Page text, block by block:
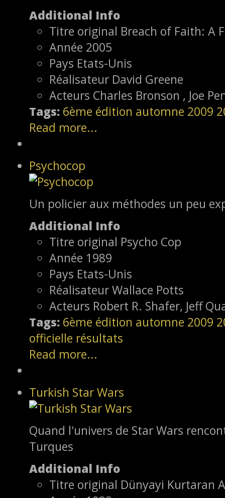
Additional Info
Titre original Breach of Faith: A
Année 2005
Pays Etats-Unis
Réalisateur David Greene
Acteurs Charles Bronson , Joe
Tags: 6ème édition automne 2009
Read more...
Psychocop
Un policier aux méthodes un peu
Additional Info
Titre original Psycho Cop
Année 1989
Pays Etats-Unis
RéalisateurWallace Potts
Acteurs Robert R. Shafer, Jeff
Tags: 6ème édition automne 2009
officielle résultats
Read more...
Turkish Star Wars
Quand l'univers de Star Wars
Turques
Additional Info
Titre original Dünyayi Kurtaran